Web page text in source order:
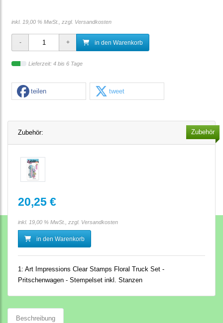
inkl. 19,00 % MwSt., zzgl. Versandkosten
in den Warenkorb
Lieferzeit: 4 bis 6 Tage
teilen tweet
Zubehör: Zubehör
20,25 €
inkl. 19,00 % MwSt., zzgl. Versandkosten
in den Warenkorb
1: Art Impressions Clear Stamps Floral Truck Set -
Pritschenwagen - Stempelset inkl. Stanzen
Beschreibung